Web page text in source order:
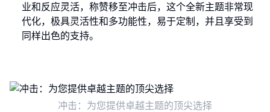
业和反应灵活，称赞移至冲击后，这个全新主题非常现
代化，极具灵活性和多功能性，易于定制，并且享受到
同样出色的支持。
冲击：为您提供卓越主题的顶尖选择